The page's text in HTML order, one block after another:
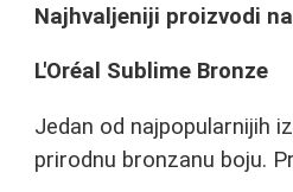
Najhvaljeniji proizvodi
L'Oréal Sublime Bronze
Jedan od najpopularnijih
prirodnu bronzanu boju.